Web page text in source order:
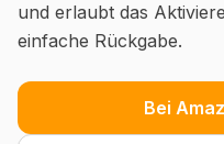
und erlaubt das
einfache Rückgabe.
Bei